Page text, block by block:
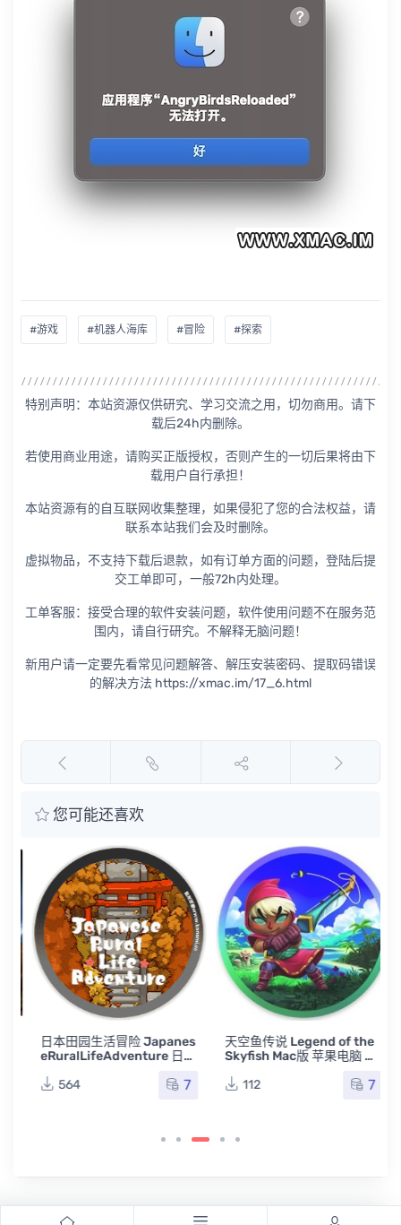
#游戏 #机器人海库 #冒险 #探索
特别声明：本站资源仅供研究、学习交流之用，切勿商用。请下
载后24h内删除。
若使用商业用途，请购买正版授权，否则产生的一切后果将由下
载用户自行承担！
本站资源有的自互联网收集整理，如果侵犯了您的合法权益，请
联系本站我们会及时删除。
虚拟物品，不支持下载后退款，如有订单方面的问题，登陆后提
交工单即可，一般72h内处理。
工单客服：接受合理的软件安装问题，软件使用问题不在服务范
围内，请自行研究。不解释无脑问题！
新用户请一定要先看常见问题解答、解压安装密码、提取码错误
的解决方法 https://xmac.im/17_6.html
您可能还喜欢
日本田园生活冒险 Japanes
eRuralLifeAdventure 日本
机游戏 Mac游戏
564 7
天空鱼传说 Legend of the
Skyfish Mac版 苹果电脑 单
112
7